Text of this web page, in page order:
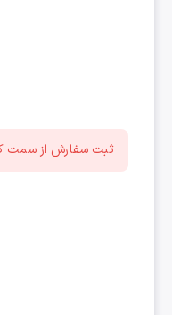
ثبت سفارش از سمت